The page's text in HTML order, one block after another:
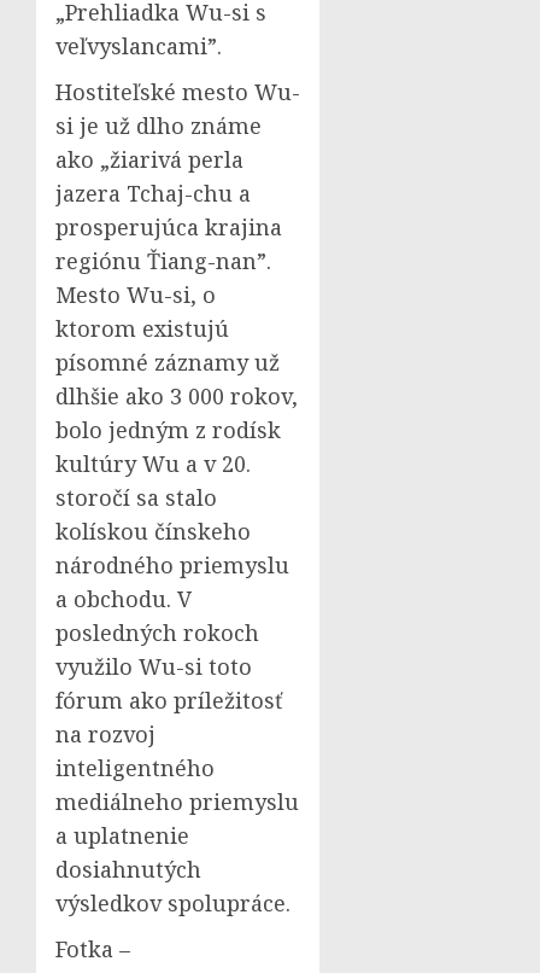
„Prehliadka Wu-si s
veľvyslancami”.
Hostiteľské mesto Wu-
si je už dlho známe
ako „žiarivá perla
jazera Tchaj-chu a
prosperujúca krajina
regiónu Ťiang-nan”.
Mesto Wu-si, o
ktorom existujú
písomné záznamy už
dlhšie ako 3 000 rokov,
bolo jedným z rodísk
kultúry Wu a v 20.
storočí sa stalo
kolískou čínskeho
národného priemyslu
a obchodu. V
posledných rokoch
využilo Wu-si toto
fórum ako príležitosť
na rozvoj
inteligentného
mediálneho priemyslu
a uplatnenie
dosiahnutých
výsledkov spolupráce.
Fotka –